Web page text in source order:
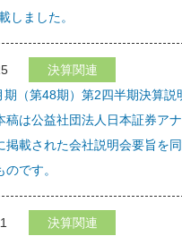
しました。
決算関連
期（第48期）第2四半期決算説
稿は公益社団法人日本証券ア
掲載された会社説明会要旨を
です。
決算関連